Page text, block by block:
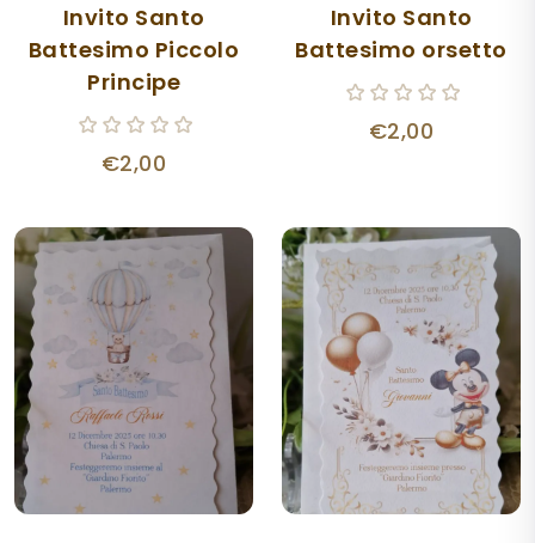
Invito Santo
Battesimo Piccolo
Principe
€2,00
Invito Santo
Battesimo orsetto
€2,00